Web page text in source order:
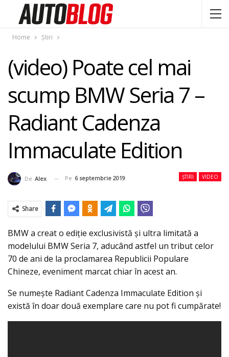
Home Știri
(video) Poate cel mai
scump BMW Seria 7 –
Radiant Cadenza
Immaculate Edition
ȘTIRI VIDEO
De Alex Pe 6 septembrie 2019
Share
BMW a creat o ediţie exclusivistă şi ultra limitată a
modelului BMW Seria 7, aducând astfel un tribut celor
70 de ani de la proclamarea Republicii Populare
Chineze, eveniment marcat chiar în acest an.
Se numeşte Radiant Cadenza Immaculate Edition şi
există în doar două exemplare care nu pot fi cumpărate!